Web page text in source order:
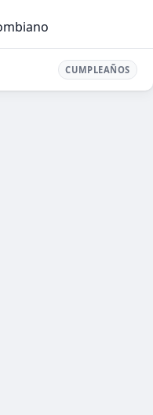
CUMPLEAÑOS